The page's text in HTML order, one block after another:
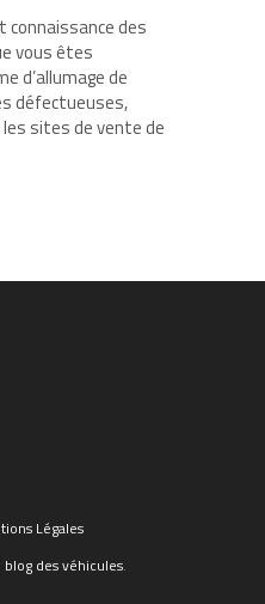
des
vous êtes
d’allumage de
défectueuses,
sites de vente de
Légales
blog des véhicules.